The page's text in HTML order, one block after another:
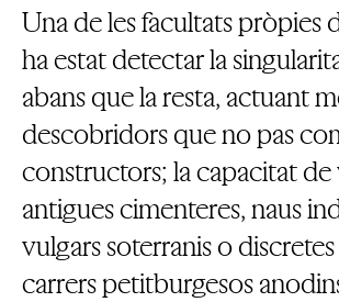
Una de les facultats pròpies
ha estat detectar la
abans que la resta, actuant
descobridors que no pas
constructors; la capacitat de
antigues cimenteres, naus
vulgars soterranis o discretes
carrers petitburgesos